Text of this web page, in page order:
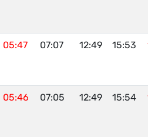
05:47 07:07 12:49 15:53
05:46 07:05 12:49 15:54